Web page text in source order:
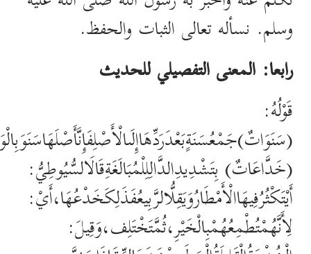
وسلم. نسأله تعالى الثبات والحفظ.
رابعا: المعنى التفصيلي للحديث
قَوْلُهُ:
(خَدَّاعَاتٌ) بِتَشْدِيدِالدَّالِلِلْمُبَالَغَةِقَالَالسُّيُوطِيُّ:
أَيْتَكْثُرُفِيهَاالْأَمْطَارُوَيَقِلُّالرَّبِيعُفَذَلِكَخَدْعُهَا،أَيْ:
لِأَنَّهُمْتُطْمِعُهُمْبِالْخَيْرِ،ثُمَّتَخْتَلِف،وَقِيلَ: